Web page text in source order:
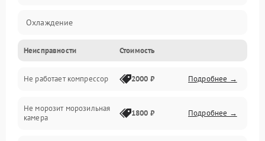
Охлаждение
Механика
Электропитание
Дренаж
Неисправности Стоимость
Не работает компрессор 2000 ₽ Подробнее →
Не морозит морозильная
камера
1800 ₽ Подробнее →